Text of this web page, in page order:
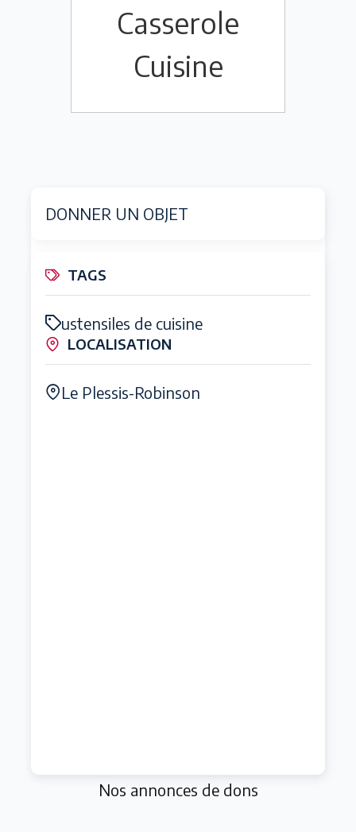
Casserole
Cuisine
DONNER UN OBJET
TAGS
ustensiles de cuisine
LOCALISATION
Le Plessis-Robinson
Nos annonces de dons